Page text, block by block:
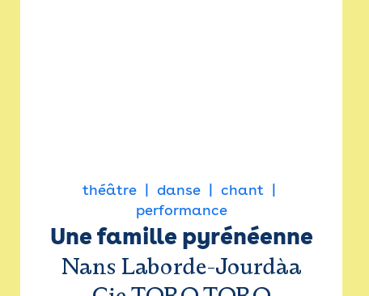
théâtre danse
chant
performance
Une famille pyrénéenne
Nans Laborde-Jourdàa